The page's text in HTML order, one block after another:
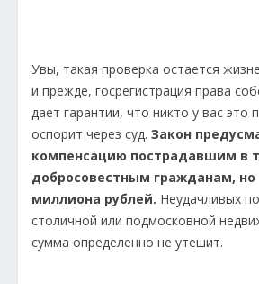
Увы, такая проверка остается
и прежде, госрегистрация права
дает гарантии, что никто у вас это
оспорит через суд. Закон
компенсацию пострадавшим в
добросовестным гражданам, но
миллиона рублей. Неудачливых
столичной или подмосковной
сумма определенно не утешит.